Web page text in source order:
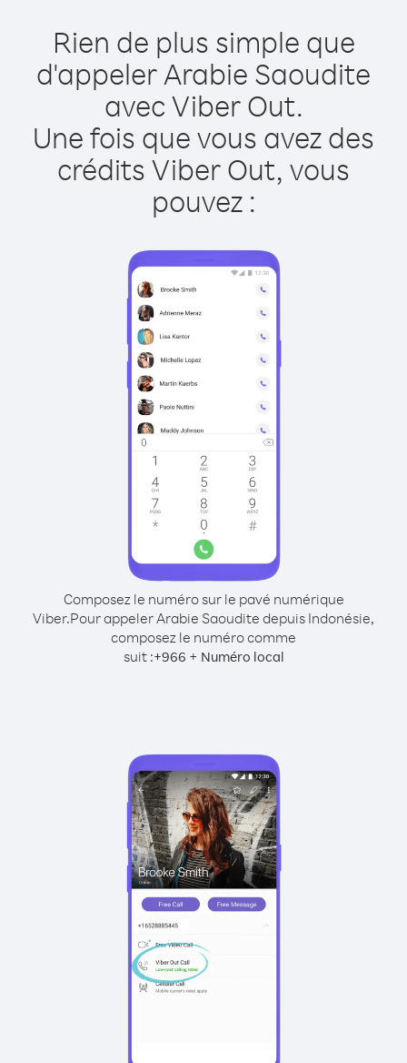
Rien de plus simple que
d'appeler Arabie Saoudite
avec Viber Out.
Une fois que vous avez des
crédits Viber Out, vous
pouvez :
Composez le numéro sur le pavé numérique
Viber.Pour appeler Arabie Saoudite depuis Indonésie,
composez le numéro comme
suit :+966 + Numéro local